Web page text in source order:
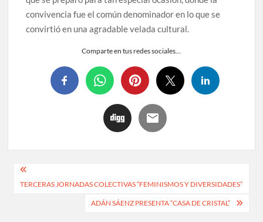
convivencia fue el común denominador en lo que se
convirtió en una agradable velada cultural.
Comparte en tus redes sociales...
TERCERAS JORNADAS COLECTIVAS “FEMINISMOS Y DIVERSIDADES”
ADÁN SÁENZ PRESENTA “CASA DE CRISTAL”